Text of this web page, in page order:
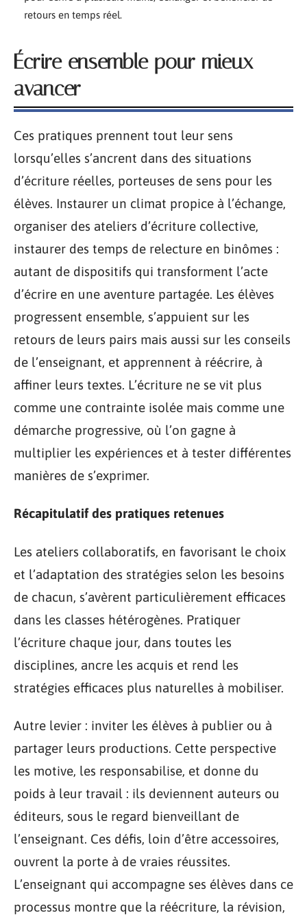
retours en temps réel.
Écrire ensemble pour mieux
avancer
Ces pratiques prennent tout leur sens
lorsqu’elles s’ancrent dans des situations
d’écriture réelles, porteuses de sens pour les
élèves. Instaurer un climat propice à l’échange,
organiser des ateliers d’écriture collective,
instaurer des temps de relecture en binômes :
autant de dispositifs qui transforment l’acte
d’écrire en une aventure partagée. Les élèves
progressent ensemble, s’appuient sur les
retours de leurs pairs mais aussi sur les conseils
de l’enseignant, et apprennent à réécrire, à
affiner leurs textes. L’écriture ne se vit plus
comme une contrainte isolée mais comme une
démarche progressive, où l’on gagne à
multiplier les expériences et à tester différentes
manières de s’exprimer.
Récapitulatif des pratiques retenues
Les ateliers collaboratifs, en favorisant le choix
et l’adaptation des stratégies selon les besoins
de chacun, s’avèrent particulièrement efficaces
dans les classes hétérogènes. Pratiquer
l’écriture chaque jour, dans toutes les
disciplines, ancre les acquis et rend les
stratégies efficaces plus naturelles à mobiliser.
Autre levier : inviter les élèves à publier ou à
partager leurs productions. Cette perspective
les motive, les responsabilise, et donne du
poids à leur travail : ils deviennent auteurs ou
éditeurs, sous le regard bienveillant de
l’enseignant. Ces défis, loin d’être accessoires,
ouvrent la porte à de vraies réussites.
L’enseignant qui accompagne ses élèves dans ce
processus montre que la réécriture, la révision,